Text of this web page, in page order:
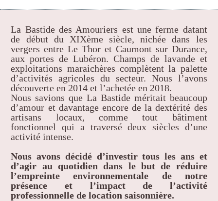
La Bastide des Amouriers est une ferme datant
de début du XIXème siècle, nichée dans les
vergers entre Le Thor et Caumont sur Durance,
aux portes de Lubéron. Champs de lavande et
exploitations maraichères complètent la palette
d’activités agricoles du secteur. Nous l’avons
découverte en 2014 et l’achetée en 2018.
Nous savions que La Bastide méritait beaucoup
d’amour et davantage encore de la dextérité des
artisans locaux, comme tout bâtiment
fonctionnel qui a traversé deux siècles d’une
activité intense.
Nous avons décidé d’investir tous les ans et
d’agir au quotidien dans le but de réduire
l’empreinte environnementale de notre
présence et l’impact de l’activité
professionnelle de location saisonnière.